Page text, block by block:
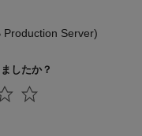
Production Server)
したか？